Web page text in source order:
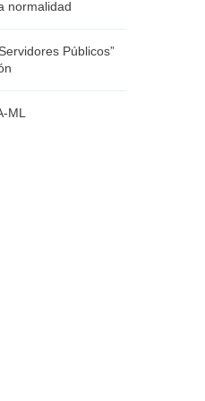
normalidad
Públicos”
ML